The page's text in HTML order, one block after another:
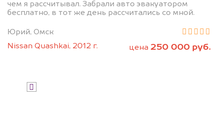
чем я рассчитывал. Забрали авто эвакуатором
бесплатно, в тот же день рассчитались со мной.
Юрий, Омск
Nissan Quashkai, 2012 г.
цена 250 000 руб.